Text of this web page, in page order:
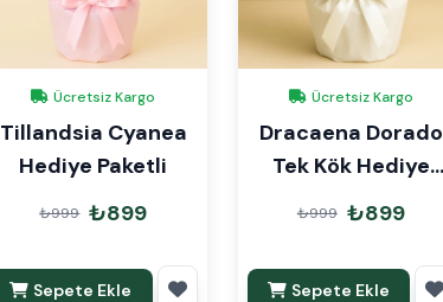
Ücretsiz Kargo
Tillandsia Cyanea
Hediye Paketli
₺999 ₺899
Sepete Ekle
Ücretsiz Kargo
Dracaena Dorado
Tek Kök Hediye
Paketli
₺999 ₺899
Sepete Ekle